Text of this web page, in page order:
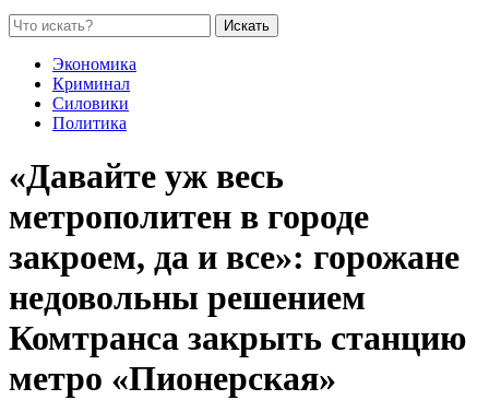
Искать
Экономика
Криминал
Силовики
Политика
«Давайте уж весь
метрополитен в городе
закроем, да и все»: горожане
недовольны решением
Комтранса закрыть станцию
метро «Пионерская»